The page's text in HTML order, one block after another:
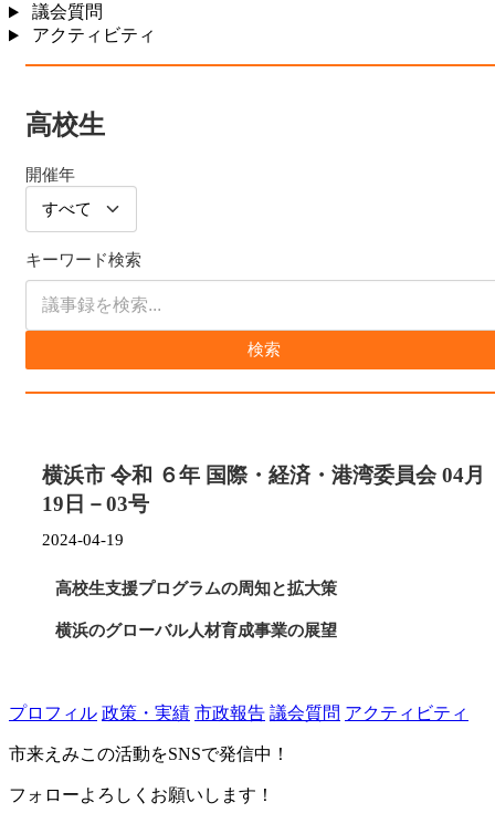
議会質問
アクティビティ
高校生
開催年
キーワード検索
検索
横浜市 令和 ６年 国際・経済・港湾委員会 04月
19日－03号
2024-04-19
高校生支援プログラムの周知と拡大策
横浜のグローバル人材育成事業の展望
プロフィル 政策・実績 市政報告 議会質問 アクティビティ
市来えみこの活動をSNSで発信中！
フォローよろしくお願いします！